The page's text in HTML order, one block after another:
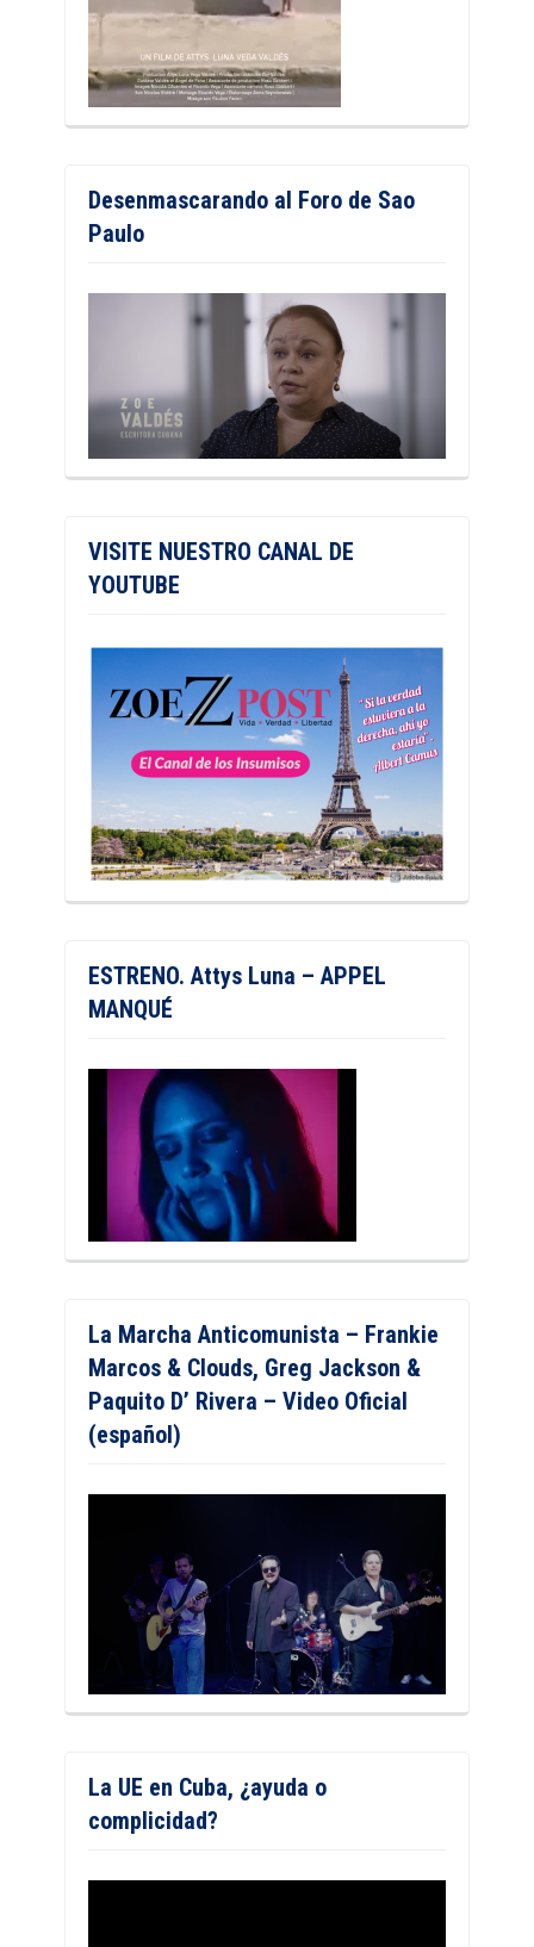
Desenmascarando al Foro de Sao
Paulo
VISITE NUESTRO CANAL DE
YOUTUBE
ESTRENO. Attys Luna – APPEL
MANQUÉ
La Marcha Anticomunista – Frankie
Marcos & Clouds, Greg Jackson &
Paquito D’ Rivera – Video Oficial
(español)
La UE en Cuba, ¿ayuda o
complicidad?